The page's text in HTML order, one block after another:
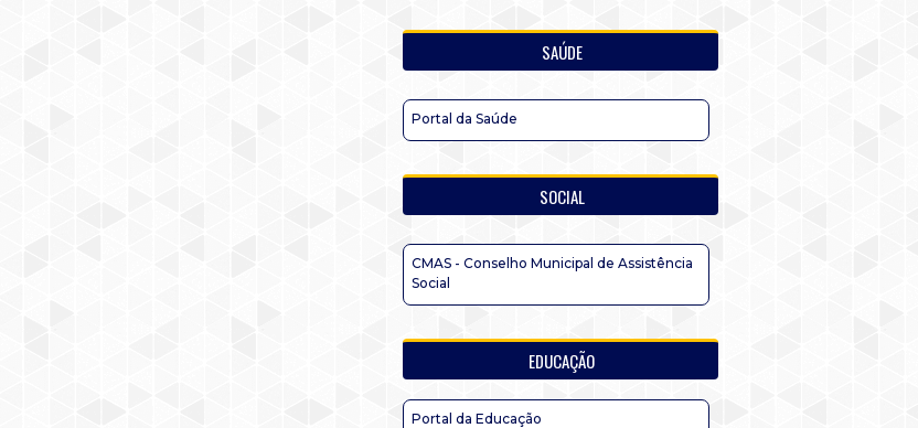
SAÚDE
Portal da Saúde
SOCIAL
CMAS - Conselho Municipal de Assistência
Social
EDUCAÇÃO
Portal da Educação